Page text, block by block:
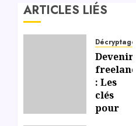
ARTICLES LIÉS
Décryptage
Devenir
freelance
: Les
clés
pour